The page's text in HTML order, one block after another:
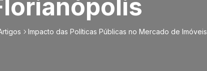
Impacto das Políticas Públicas no Mercado de